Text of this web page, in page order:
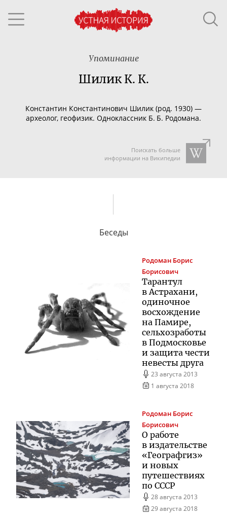
Упоминание
Шилик К. К.
Константин Константинович Шилик (род. 1930) —
археолог, геофизик. Одноклассник Б. Б. Родомана.
Поискать больше
информации на Википедии
Беседы
Родоман Борис
Борисович
Тарантул
в Астрахани,
одиночное
восхождение
на Памире,
сельхозработы
в Подмосковье
и защита чести
невесты друга
23 августа 2013
1 августа 2018
Родоман Борис
Борисович
О работе
в издательстве
«Географгиз»
и новых
путешествиях
по СССР
28 августа 2013
29 августа 2018